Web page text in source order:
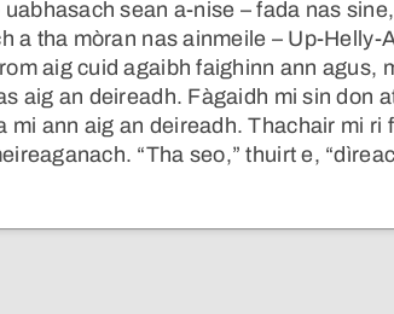
sean a-nise – fada nas
a tha mòran nas ainmeile – Up-Helly-
aig cuid agaibh faighinn ann agus,
aig an deireadh. Fàgaidh mi sin don
mi ann aig an deireadh. Thachair mi ri
“Tha seo,” thuirt e,